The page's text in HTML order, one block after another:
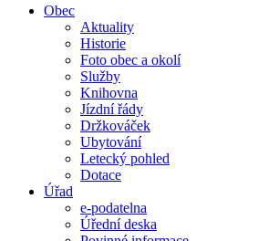
Obec
Aktuality
Historie
Foto obec a okolí
Služby
Knihovna
Jízdní řády
Držkováček
Ubytování
Letecký pohled
Dotace
Úřad
e-podatelna
Úřední deska